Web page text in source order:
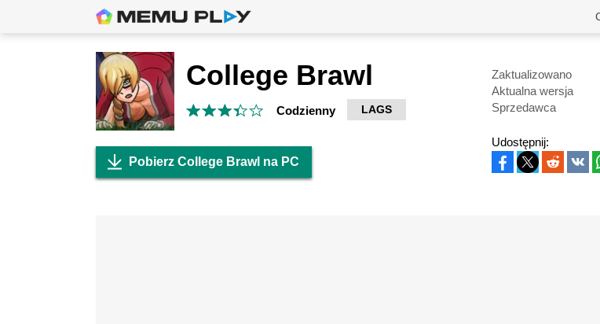
College Brawl
Codzienny LAGS
Zaktualizowano
Aktualna wersja
Sprzedawca
Pobierz College Brawl na PC
Udostępnij: